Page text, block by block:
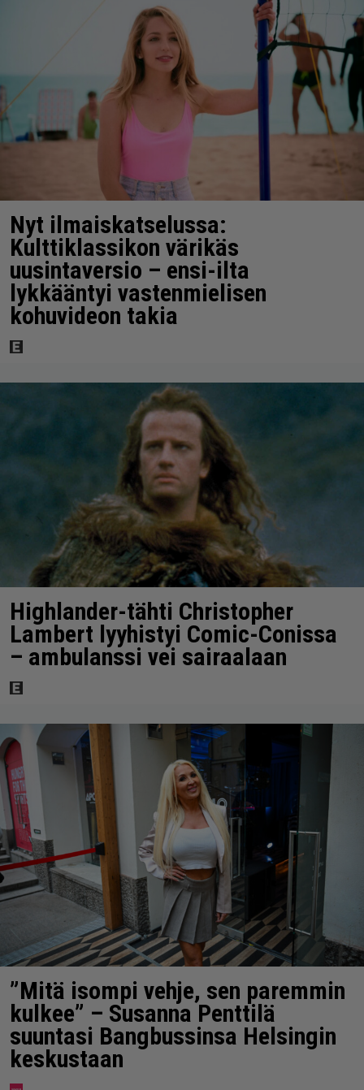
Nyt ilmaiskatselussa:
Kulttiklassikon värikäs
uusintaversio – ensi-ilta
lykkääntyi vastenmielisen
kohuvideon takia
Highlander-tähti Christopher
Lambert lyyhistyi Comic-Conissa
– ambulanssi vei sairaalaan
”Mitä isompi vehje, sen paremmin
kulkee” – Susanna Penttilä
suuntasi Bangbussinsa Helsingin
keskustaan